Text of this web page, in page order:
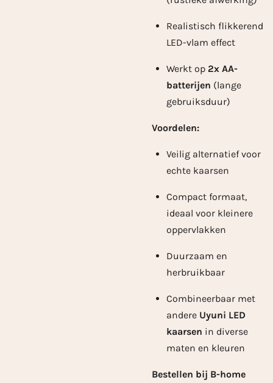
Realistisch flikkerend
LED-vlam effect
Werkt op 2x AA-
batterijen (lange
gebruiksduur)
Voordelen:
Veilig alternatief voor
echte kaarsen
Compact formaat,
ideaal voor kleinere
oppervlakken
Duurzaam en
herbruikbaar
Combineerbaar met
andere Uyuni LED
kaarsen in diverse
maten en kleuren
Bestellen bij B-home